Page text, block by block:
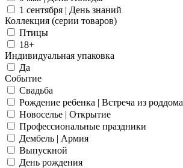
1 сентября | День знаний
Коллекция (серии товаров)
Птицы
18+
Индивидуальная упаковка
Да
Событие
Свадьба
Рождение ребенка | Встреча из роддома
Новоселье | Открытие
Профессиональные праздники
Дембель | Армия
Выпускной
День рождения